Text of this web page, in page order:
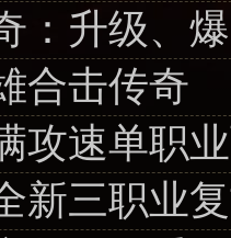
：升级、
合击传奇
攻速单职
新三职业